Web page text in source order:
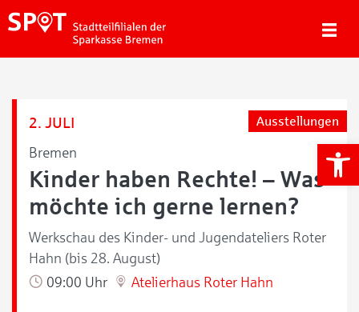
2. JULI
Bremen
Ausstellungen
Kinder haben Rechte! – Was
möchte ich gerne lernen?
Werkschau des Kinder- und Jugendateliers Roter
Hahn (bis 28. August)
09:00 Uhr
Atelierhaus Roter Hahn